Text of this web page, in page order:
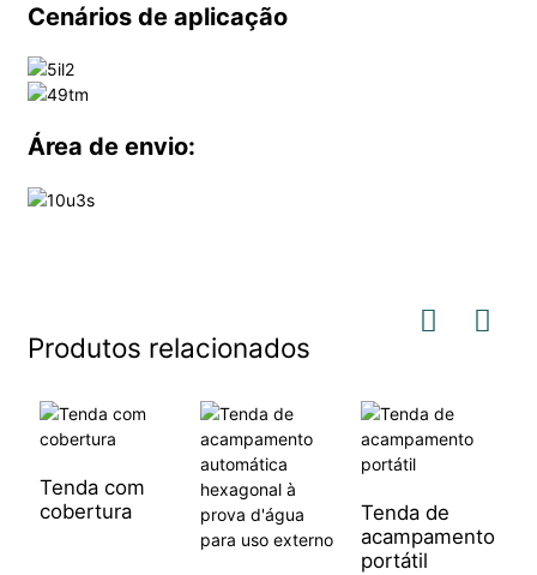
Cenários de aplicação
Área de envio:
Produtos relacionados
Tenda com
cobertura
Tenda de
acampamento
portátil